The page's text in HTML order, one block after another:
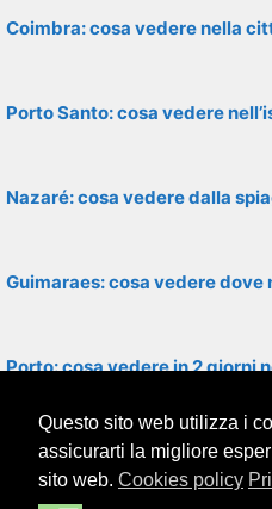
Coimbra: cosa vedere nella
Porto Santo: cosa vedere
Nazaré: cosa vedere dalla
Guimaraes: cosa vedere dove
Porto: cosa vedere in 2 giorni
Mafra: cosa vedere tra
Questo sito web utilizza i
assicurarti la migliore
sito web. Cookies policy